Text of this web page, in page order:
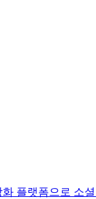
플랫폼으로 소